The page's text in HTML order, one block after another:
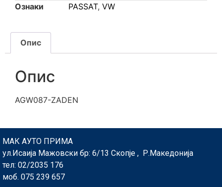
Ознаки
PASSAT, VW
Опис
Опис
AGW087-ZADEN
МАК АУТО ПРИМА
ул.Исаија Мажовски бр: 6/13 Скопје , Р.Македонија
тел: 02/2035 176
моб. 075 239 657